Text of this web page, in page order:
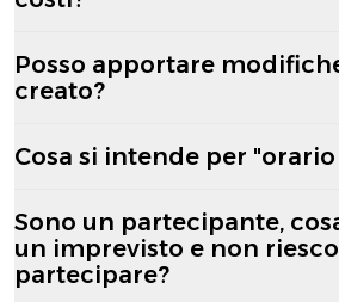
Posso apportare
creato?
Cosa si intende per
Sono un partecipante,
un imprevisto e non
partecipare?